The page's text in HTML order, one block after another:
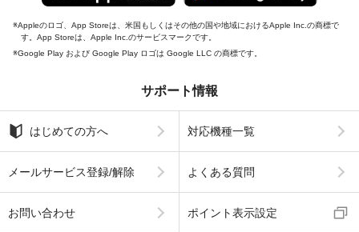
Appleのロゴ、App Storeは、米国もしくはその他の国や地域におけるApple Inc.の商標で
す。App Storeは、Apple Inc.のサービスマークです。
Google Play および Google Play ロゴは Google LLC の商標です。
サポート情報
はじめての方へ 対応機種一覧
メールサービス登録/解除 よくある質問
お問い合わせ ポイント表示設定